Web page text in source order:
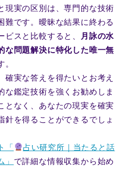
現実の区別は、専門的な技術
難です。曖昧な結果に終わる
ビスと比較すると、
月詠の水
な問題解決に特化した唯一無
。
確実な答えを得たいとお考え
な鑑定技術を強くお勧めしま
となく、あなたの現実を確実
針を得ることができるでしょ
「
占い研究所｜当たると話
」 で詳細な情報収集から始め